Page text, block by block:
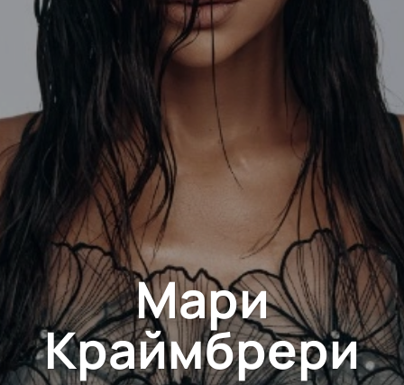
Мари
Краймбрери